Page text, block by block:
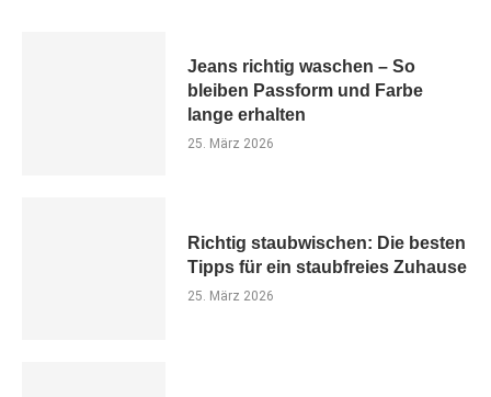
Jeans richtig waschen – So
bleiben Passform und Farbe
lange erhalten
25. März 2026
Richtig staubwischen: Die besten
Tipps für ein staubfreies Zuhause
25. März 2026